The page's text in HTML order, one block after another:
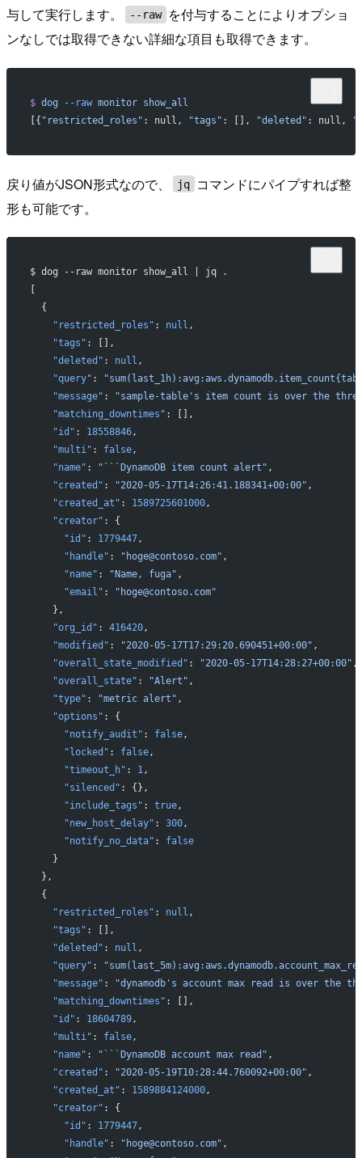
与して実行します。
--raw
を付与することによりオプショ
ンなしでは取得できない詳細な項目も取得できます。
$ dog --raw monitor show_all
[{ "restricted_roles" : null, "tags" : [], "deleted" : null,
戻り値がJSON形式なので、 jq
コマンドにパイプすれば整
形も可能です。
$ dog --raw monitor show_all | jq .
  {
    "restricted_roles"
: null ,
    "tags"
: [],
    "deleted"
: null ,
    "query"
:
    "message"
:
"sample-table's item count is over the
    "matching_downtimes"
: [],
    "id"
: 18558846,
    "multi"
: false,
    "name"
: "```DynamoDB item count alert" ,
    "created"
: "2020-05-17T14:26:41.188341+00:00" ,
    "created_at"
: 1589725601000,
    "creator"
: {
      "id"
: 1779447,
      "handle"
: "hoge@contoso.com" ,
      "name"
: "Name, fuga" ,
      "email"
:
"hoge@contoso.com"
    },
    "org_id"
: 416420,
    "modified"
: "2020-05-17T17:29:20.690451+00:00" ,
    "overall_state_modified"
: "2020-05-17T14:28:27+00:00" ,
    "overall_state"
: "Alert" ,
    "type"
: "metric alert" ,
    "options"
: {
      "notify_audit"
: false,
      "locked"
: false,
      "timeout_h"
: 1,
      "silenced"
: {},
      "include_tags"
: true,
      "new_host_delay"
: 300,
      "notify_no_data"
: false
    }
  },
  {
    "restricted_roles"
: null ,
    "tags"
: [],
    "deleted"
: null ,
    "query"
:
    "message"
:
"dynamodb's account max read is over the
    "matching_downtimes"
: [],
    "id"
: 18604789,
    "multi"
: false,
    "name"
: "```DynamoDB account max read" ,
    "created"
: "2020-05-19T10:28:44.760092+00:00" ,
    "created_at"
: 1589884124000,
    "creator"
: {
      "id"
: 1779447,
      "handle"
: "hoge@contoso.com" ,